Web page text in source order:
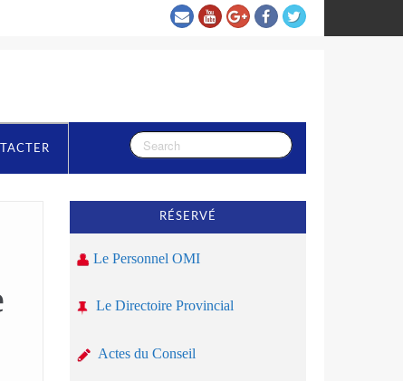
RÉSERVÉ
Le Personnel OMI
Le Directoire Provincial
Actes du Conseil